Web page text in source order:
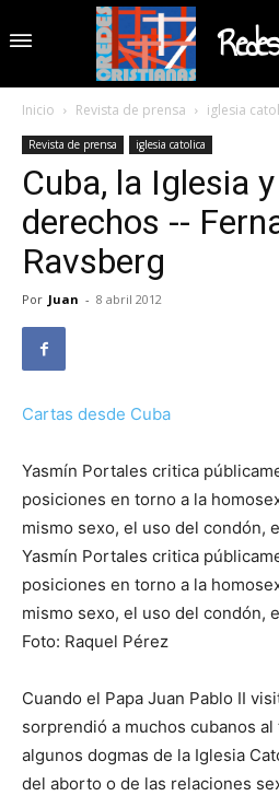
Inicio Revista de prensa iglesia
Revista de prensa iglesia catolica
Cuba, la Iglesia
derechos --
Ravsberg
Por Juan - 8 abril 2012
Cartas desde Cuba
Yasmín Portales critica
posiciones en torno a la
mismo sexo, el uso del condón,
Yasmín Portales critica
posiciones en torno a la
mismo sexo, el uso del condón,
Foto: Raquel Pérez
Cuando el Papa Juan Pablo II
sorprendió a muchos cubanos
algunos dogmas de la Iglesia
del aborto o de las relaciones